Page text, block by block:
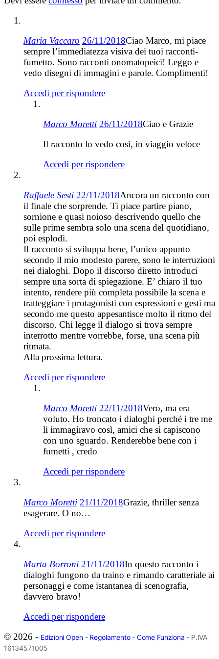
Maria Vaccaro 26/11/2018Ciao Marco, mi piace
sempre l’immediatezza visiva dei tuoi racconti-
fumetto. Sono racconti onomatopeici! Leggo e
vedo disegni di immagini e parole. Complimenti!
Accedi per rispondere
Marco Moretti 26/11/2018Ciao e Grazie
Il racconto lo vedo così, in viaggio veloce
Accedi per rispondere
Raffaele Sesti 22/11/2018Ancora un racconto con
il finale che sorprende. Ti piace partire piano,
sornione e quasi noioso descrivendo quello che
sulle prime sembra solo una scena del quotidiano,
poi esplodi.
Il racconto si sviluppa bene, l’unico appunto
secondo il mio modesto parere, sono le interruzioni
nei dialoghi. Dopo il discorso diretto introduci
sempre una sorta di spiegazione. E’ chiaro il tuo
intento, rendere più completa possibile la scena e
tratteggiare i protagonisti con espressioni e gesti ma
secondo me questo appesantisce molto il ritmo del
discorso. Chi legge il dialogo si trova sempre
interrotto mentre vorrebbe, forse, una scena più
ritmata.
Alla prossima lettura.
Accedi per rispondere
Marco Moretti 22/11/2018Vero, ma era
voluto. Ho troncato i dialoghi perché i tre me
li immagiravo così, amici che si capiscono
con uno sguardo. Renderebbe bene con i
fumetti , credo
Accedi per rispondere
Marco Moretti 21/11/2018Grazie, thriller senza
esagerare. O no…
Accedi per rispondere
Marta Borroni 21/11/2018In questo racconto i
dialoghi fungono da traino e rimando caratteriale ai
personaggi e come istantanea di scenografia,
davvero bravo!
Accedi per rispondere
© 2026 - Edizioni Open- Regolamento- Come Funziona - P.IVA
16134571005